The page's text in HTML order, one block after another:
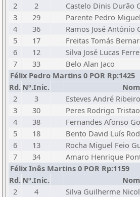
2
2 Castelo Dinis Durão
3
29 Parente Pedro
4
36 Ramos José António
5
17 Freitas Tomás
6
12 Silva José Lucas
7
33 Belo Alan Jaco
Félix Pedro Martins 0 POR Rp:1425
Rd. Nº.Inic.
2
3 Esteves André Ribeiro
3
30 Peres Rodrigo
4
38 Fernandes Afonso
5
18 Bento David Luís
6
13 Rocha Miguel Feio
7
34 Amaro Henrique
Félix Inês Martins 0 POR Rp:1159
Rd. Nº.Inic.
2
4 Silva Guilherme